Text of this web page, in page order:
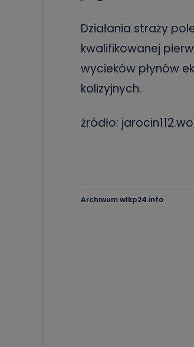
Działania straży
kwalifikowanej
wycieków płynów
kolizyjnych.
źródło:
Archiwum wlkp24.info